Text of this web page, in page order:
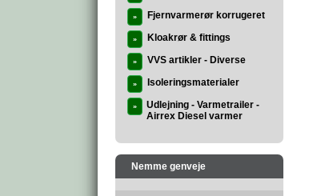
» Fjernvarmerør korrugeret
» Kloakrør & fittings
» VVS artikler - Diverse
» Isoleringsmaterialer
»
Udlejning - Varmetrailer -
Airrex Diesel varmer
Nemme genveje